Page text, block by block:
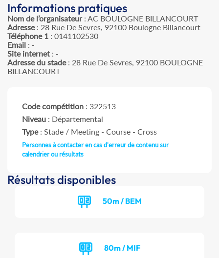
Informations pratiques
Nom de l’organisateur: AC BOULOGNE BILLANCOURT
Adresse: 28 Rue De Sevres, 92100 Boulogne Billancourt
Téléphone 1 : 0141102530
Email : -
Site internet : -
Adresse du stade: 28 Rue De Sevres, 92100 BOULOGNE
BILLANCOURT
Code compétition : 322513
Niveau : Départemental
Type: Stade / Meeting - Course - Cross
Personnes à contacter en cas d'erreur de contenu sur
calendrier ou résultats
Résultats disponibles
50m / BEM
80m / MIF